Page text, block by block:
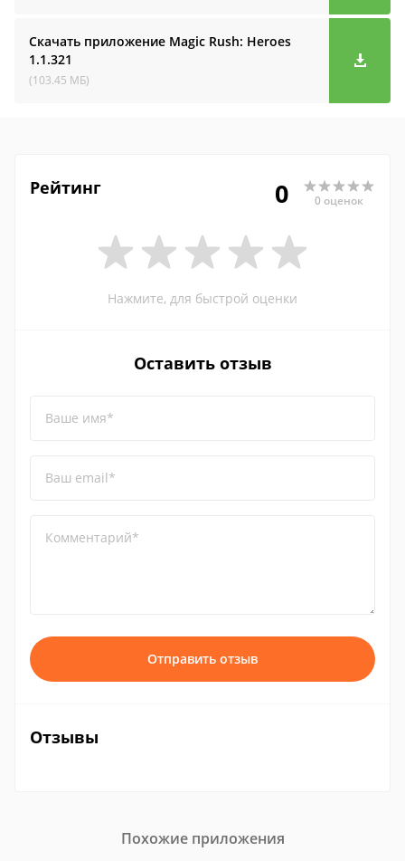
Скачать приложение Magic Rush: Heroes
1.1.321
(103.45 МБ)
Рейтинг 0 0 оценок
Нажмите, для быстрой оценки
Оставить отзыв
Ваше имя*
Ваш email*
Комментарий*
Отправить отзыв
Отзывы
Похожие приложения